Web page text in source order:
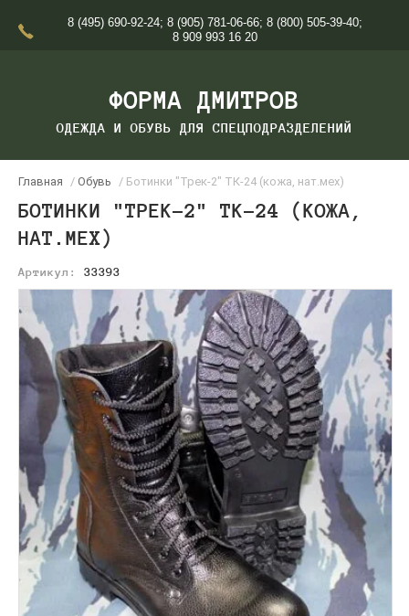
8 (495) 690-92-24; 8 (905) 781-06-66; 8 (800) 505-39-40;
8 909 993 16 20
ФОРМА ДМИТРОВ
ОДЕЖДА И ОБУВЬ ДЛЯ СПЕЦПОДРАЗДЕЛЕНИЙ
Главная / Обувь / Ботинки "Трек-2" ТК-24 (кожа, нат.мех)
БОТИНКИ "ТРЕК-2" ТК-24 (КОЖА,
НАТ.МЕХ)
Артикул: 33393